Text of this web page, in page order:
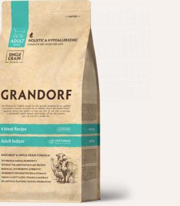
НОВИНКИ
АКЦИИ
О КОМПАНИИ
Оплата и доставка
Программа лояльности
О Нас
Оптовым клиентам
Контакты